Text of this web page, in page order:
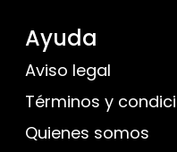
Ayuda
Aviso legal
Términos y
Quienes somos